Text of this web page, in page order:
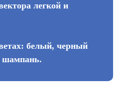
легкой и
белый, черный
шампань.